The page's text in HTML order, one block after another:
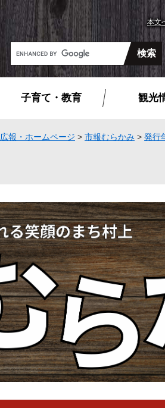
本文
G
o
o
カ
索
子育て・教育 観光
広報・ホームページ > 市報むらかみ > 発行